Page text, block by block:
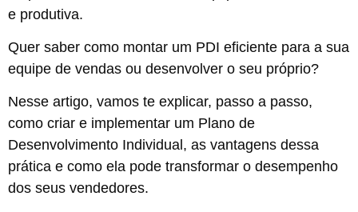
e produtiva.
Quer saber como montar um PDI eficiente para a sua
equipe de vendas ou desenvolver o seu próprio?
Nesse artigo, vamos te explicar, passo a passo,
como criar e implementar um Plano de
Desenvolvimento Individual, as vantagens dessa
prática e como ela pode transformar o desempenho
dos seus vendedores.